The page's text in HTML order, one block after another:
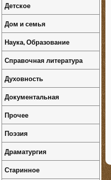
Детское
Дом и семья
Наука, Образование
Справочная литература
Духовность
Документальная
Прочее
Поэзия
Драматургия
Старинное